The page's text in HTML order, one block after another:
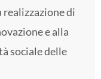
realizzazione di
e alla
sociale delle